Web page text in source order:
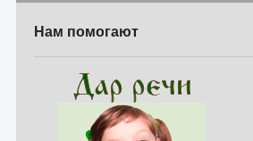
Нам помогают